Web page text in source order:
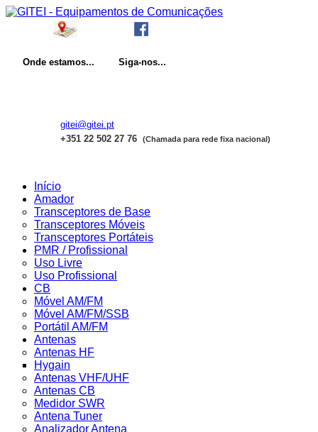
Ondeestamos... Siga-nos...
gitei@gitei.pt
+351 22 502 27 76
(Chamada para rede fixa nacional)
Início
Amador
Transceptores de Base
Transceptores Móveis
Transceptores Portáteis
PMR / Profissional
Uso Livre
Uso Profissional
CB
Móvel AM/FM
Móvel AM/FM/SSB
Portátil AM/FM
Antenas
Antenas HF
Hygain
Antenas VHF/UHF
Antenas CB
Medidor SWR
Antena Tuner
Analizador Antena